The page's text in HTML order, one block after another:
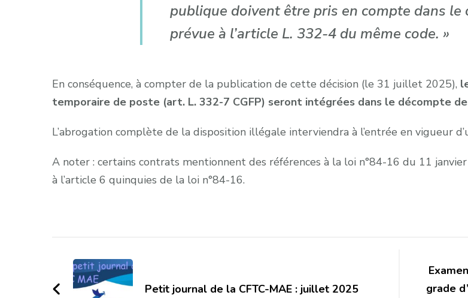
publique doivent être pris en compte dans le
prévue à l’article L. 332-4 du même code. »
En conséquence, à compter de la publication de cette décision (le 31 juillet 2025),
temporaire de poste (art. L. 332-7 CGFP) seront intégrées dans le décompte
L’abrogation complète de la disposition illégale interviendra à l’entrée en vigueur
A noter : certains contrats mentionnent des références à la loi n°84-16 du 11
à l’article 6 quinquies de la loi n°84-16.
d'article
Petit journal de la CFTC-MAE : juillet 2025
grade